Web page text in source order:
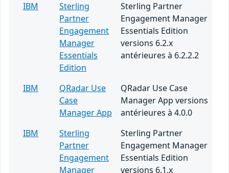
IBM
Sterling
Partner
Engagement
Manager
Essentials
Edition
Sterling Partner
Engagement Manager
Essentials Edition
versions 6.2.x
antérieures à 6.2.2.2
IBM
QRadar Use
Case
Manager App
QRadar Use Case
Manager App versions
antérieures à 4.0.0
IBM
Sterling
Partner
Engagement
Manager
Sterling Partner
Engagement Manager
Essentials Edition
versions 6.1.x